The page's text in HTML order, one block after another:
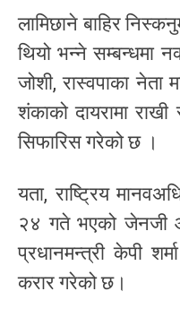
लामिछाने बाहिर
थियो भन्ने सम्बन्धमा
जोशी, रास्वपाका नेता
शंकाको दायरामा
सिफारिस गरेको छ ।
यता, राष्ट्रिय
२४ गते भएको जेनजी
प्रधानमन्त्री केपी
करार गरेको छ।